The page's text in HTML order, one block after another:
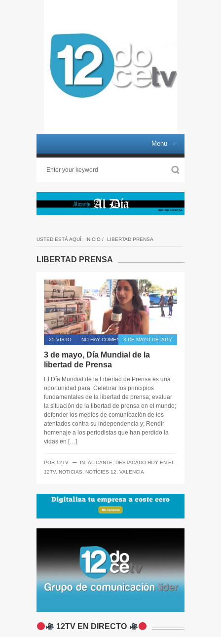
Menu ≡
USTED ESTÁ AQUÍ: INICIO / LIBERTAD PRENSA
LIBERTAD PRENSA
25 VISTO - NO HAY COMENTARIOS3 DE MAYO DE 2017
3 de mayo, Día Mundial de la
libertad de Prensa
El Día Mundial de la Libertad de Prensa es una
oportunidad para: Celebrar los principios
fundamentales de la libertad de prensa; evaluar
la situación de la libertad de prensa en el mundo;
defender los medios de comunicación de los
atentados contra su independencia y; Rendir
homenaje a los periodistas que han perdido la
vidas en […]
POR 12TV ─ IN: ALICANTE, DESTACADO HOY EN EL
12TV, NOTICIAS, NOTÍCIES 12, VALENCIA
12TV EN DIRECTO